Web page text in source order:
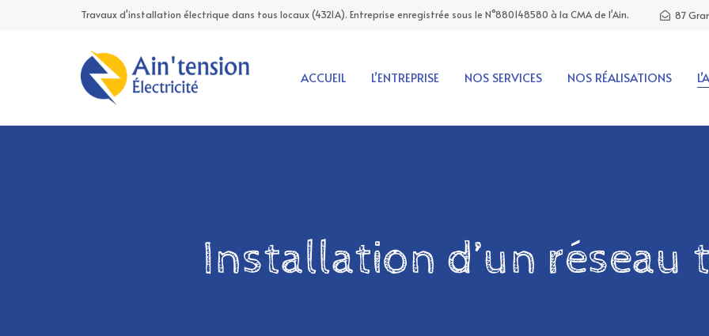
Travaux d'installation électrique dans tous locaux (4321A). Entreprise enregistrée sous le N°880148580 à la CMA de l'Ain. 87
ACCUEIL L’ENTREPRISE NOS SERVICES NOS RÉALISATIONS
Installation d’un réseau